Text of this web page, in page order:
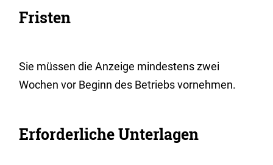
Fristen
Sie müssen die Anzeige mindestens zwei
Wochen vor Beginn des Betriebs vornehmen.
Erforderliche Unterlagen